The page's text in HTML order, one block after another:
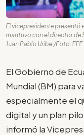
El vicepresidente presentó
mantuvo con el director de
Juan Pablo Uribe /Foto: EFE
El Gobierno de
Mundial (BM) para
especialmente el
digital y un plan
informó la